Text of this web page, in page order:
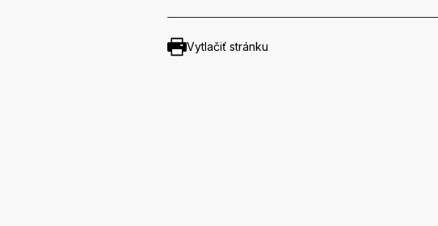
Vytlačiť stránku